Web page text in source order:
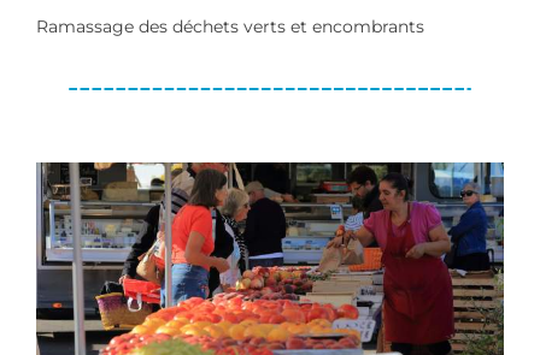
Ramassage des déchets verts et encombrants